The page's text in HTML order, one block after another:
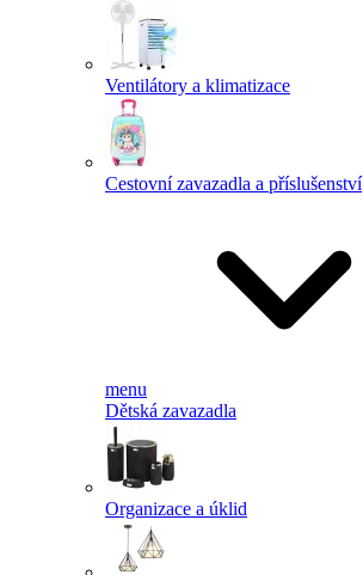
Ventilátory a klimatizace
Cestovní zavazadla a příslušenství
menu
Dětská zavazadla
Organizace a úklid